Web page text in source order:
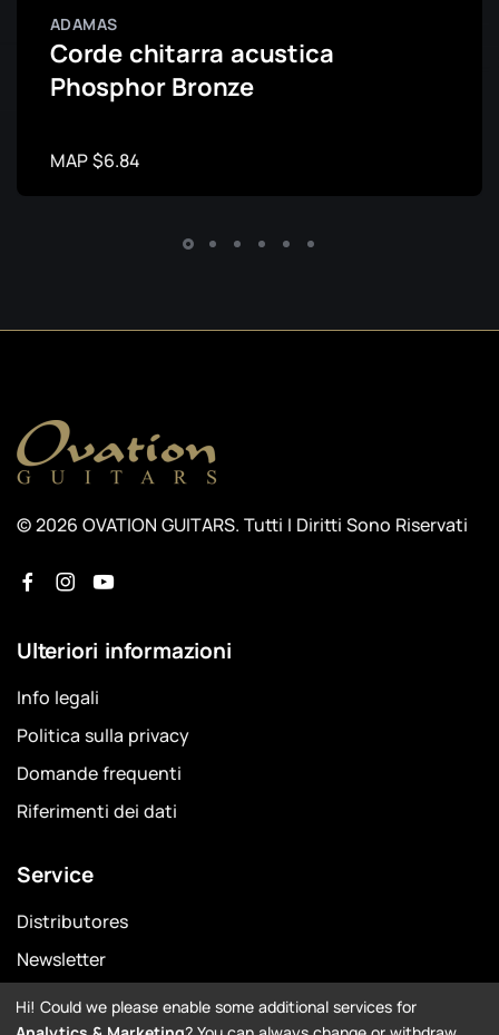
ADAMAS
Corde chitarra acustica
Phosphor Bronze
MAP $6.84
© 2026 OVATION GUITARS. Tutti I Diritti Sono Riservati
Ulteriori informazioni
Info legali
Politica sulla privacy
Domande frequenti
Riferimenti dei dati
Service
Distributores
Newsletter
Garanzia
Hi! Could we please enable some additional services for